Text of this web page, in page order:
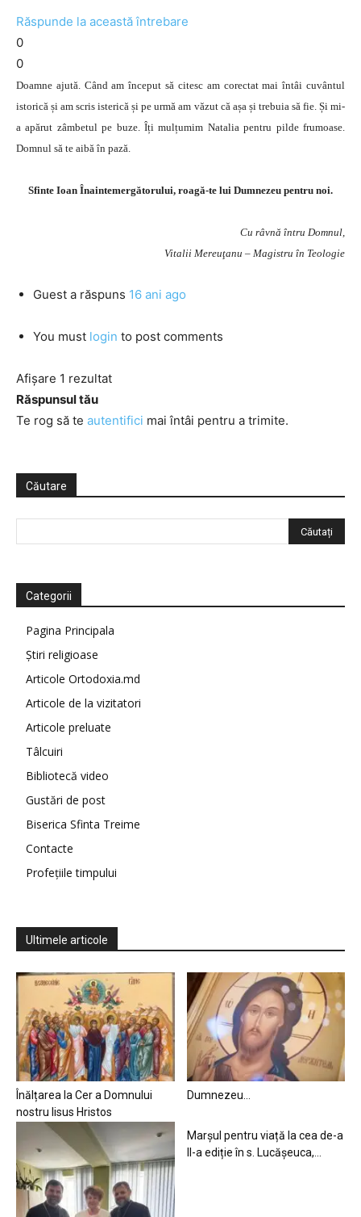
Răspunde la această întrebare
0
0
Doamne ajută. Când am început să citesc am corectat mai întâi cuvântul
istorică și am scris isterică și pe urmă am văzut că așa și trebuia să fie. Și mi-
a apărut zâmbetul pe buze. Îți mulțumim Natalia pentru pilde frumoase.
Domnul să te aibă în pază.
Sfinte Ioan Înaintemergătorului, roagă-te lui Dumnezeu pentru noi.
Cu râvnă întru Domnul,
Vitalii Mereuţanu – Magistru în Teologie
Guest a răspuns 16 ani ago
You must login to post comments
Afișare 1 rezultat
Răspunsul tău
Te rog să te autentifici mai întâi pentru a trimite.
Căutare
Categorii
Pagina Principala
Știri religioase
Articole Ortodoxia.md
Articole de la vizitatori
Articole preluate
Tâlcuiri
Bibliotecă video
Gustări de post
Biserica Sfinta Treime
Contacte
Profețiile timpului
Ultimele articole
Înălțarea la Cer a Domnului
nostru Iisus Hristos
Dumnezeu…
Marșul pentru viață la cea de-a
II-a ediție în s. Lucășeuca,...